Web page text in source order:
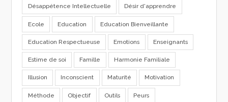
Désappétence Intellectuelle Désir d'apprendre
Ecole Education Education Bienveillante
Education Respectueuse Emotions Enseignants
Estime de soi Famille Harmonie Familiale
Illusion Inconscient Maturité Motivation
Méthode Objectif Outils Peurs